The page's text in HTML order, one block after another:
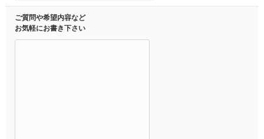
ご質問や希望内容など
お気軽にお書き下さい